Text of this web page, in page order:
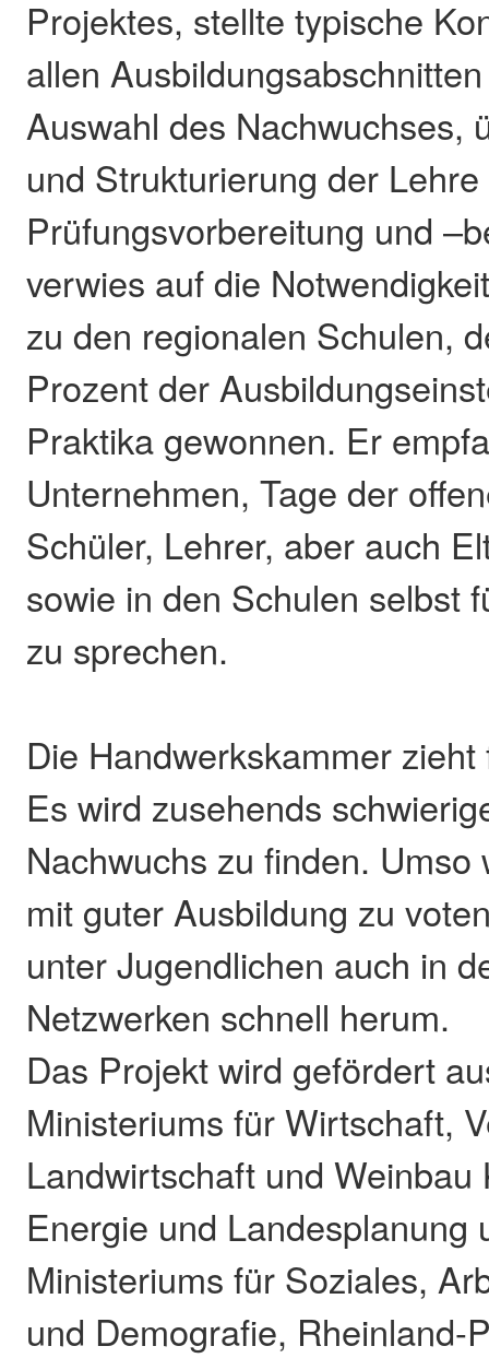
Projektes, stellte typische
allen
Auswahl des Nachwuchses,
und Strukturierung der
Prüfungsvorbereitung und
verwies auf die
zu den regionalen Schulen,
Prozent der
Praktika gewonnen. Er
Unternehmen, Tage der
Schüler, Lehrer, aber auch
sowie in den Schulen selbst
zu sprechen.
Die Handwerkskammer
Es wird zusehends
Nachwuchs zu finden. Umso
mit guter Ausbildung zu
unter Jugendlichen auch in
Netzwerken schnell herum.
Das Projekt wird gefördert
Ministeriums für Wirtschaft,
Landwirtschaft und Weinbau
Energie und Landesplanung
Ministeriums für Soziales,
und Demografie, Rheinland-